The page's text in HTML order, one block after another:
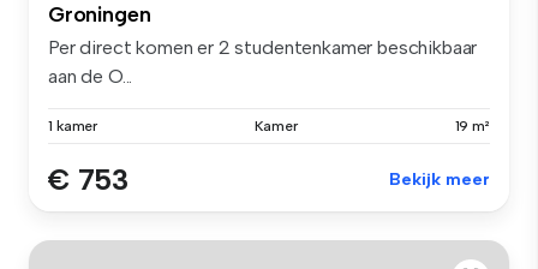
Groningen
Per direct komen er 2 studentenkamer beschikbaar
aan de O...
1 kamer Kamer 19 m²
€ 753 Bekijk meer